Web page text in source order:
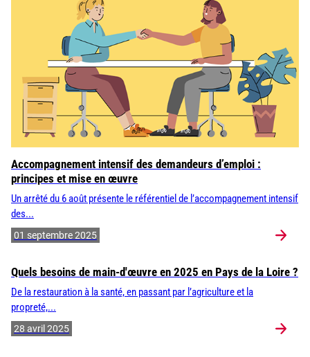
Accompagnement intensif des demandeurs d’emploi :
principes et mise en œuvre
Un arrêté du 6 août présente le référentiel de l’accompagnement intensif
des...
01 septembre 2025
Quels besoins de main-d'œuvre en 2025 en Pays de la Loire ?
De la restauration à la santé, en passant par l’agriculture et la
propreté,...
28 avril 2025